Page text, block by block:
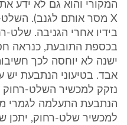
המקורי והוא גם לא ידע
בידיו אחרי הגניבה.
בכספת התובעת, כנראה
ישנה לא יוחסה לכך
אבד. בטיעוני הנתבעת יש
הנתבעת התעלמה לגמרי
למכשיר שלט-רחוק, יתכן